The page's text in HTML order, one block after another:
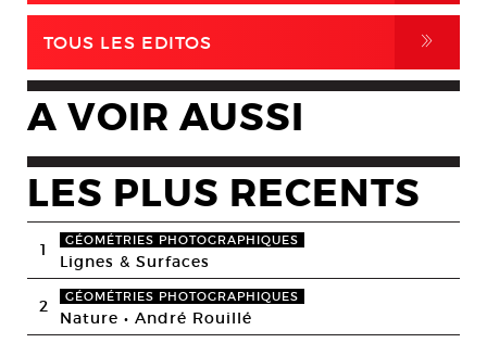
TOUS LES EDITOS ,
A VOIR AUSSI
LES PLUS RECENTS
1 GÉOMÉTRIES PHOTOGRAPHIQUES
Lignes & Surfaces
2 GÉOMÉTRIES PHOTOGRAPHIQUES
Nature • André Rouillé